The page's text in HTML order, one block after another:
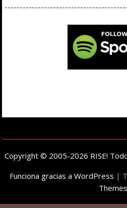
Copyright © 2005-2026 RISE!
Funciona gracias a WordPress |
Themes